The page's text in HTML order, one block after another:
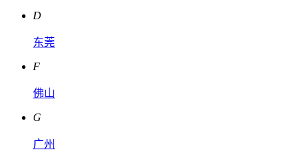
D
东莞
F
佛山
G
广州